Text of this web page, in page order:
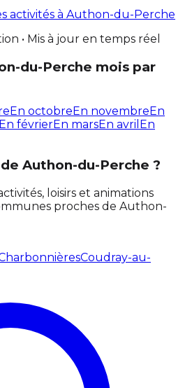
activités à Authon-du-Perche
• Mis à jour en temps réel
du-Perche mois par
En octobreEn novembreEn
En févrierEn marsEn avril En
Authon-du-Perche ?
loisirs et animations
proches de Authon-
Coudray-au-